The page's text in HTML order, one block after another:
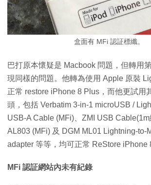
盒面有 MFi 認証標纖。
巴打原本懷疑是 Macbook 問題，但轉用
現同樣的問題。他轉為使用 Apple 原裝
正常 restore iPhone 8 Plus，而他更試用
頭，包括 Verbatim 3-in-1 microUSB /
USB-A Cable (MFi)、ZMI USB
AL803 (MFi) 及 DGM ML01 Lightning-to-
adapter 等等，均可正常 ReStore iPhone
MFi 認証網站內未有紀錄